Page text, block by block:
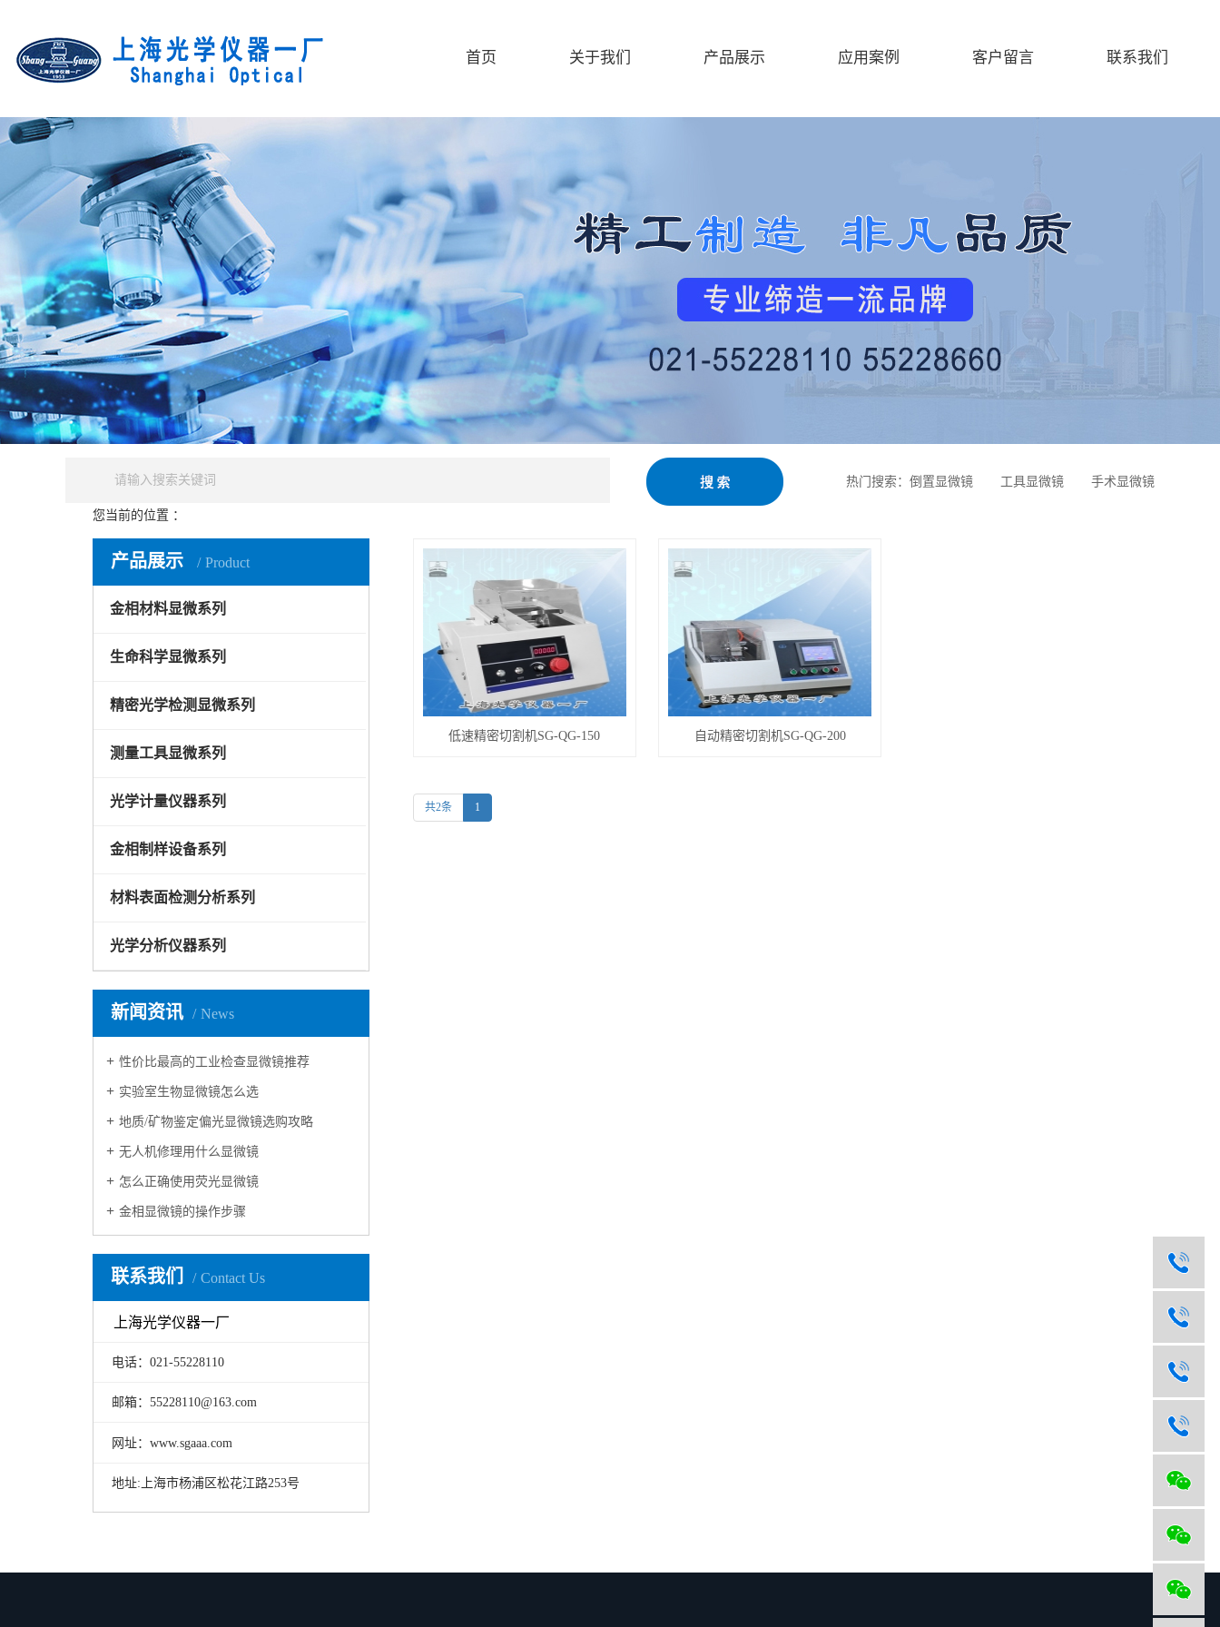
首页 关于我们 产品展示 应用案例 客户留言 联系我们
热门搜索： 倒置显微镜 工具显微镜 手术显微镜
您当前的位置 ：
产品展示 Product
金相材料显微系列
生命科学显微系列
精密光学检测显微系列
测量工具显微系列
光学计量仪器系列
金相制样设备系列
材料表面检测分析系列
光学分析仪器系列
新闻资讯 News
性价比最高的工业检查显微镜推荐
实验室生物显微镜怎么选
地质/矿物鉴定偏光显微镜选购攻略
无人机修理用什么显微镜
怎么正确使用荧光显微镜
金相显微镜的操作步骤
联系我们 Contact Us
上海光学仪器一厂
电话：021-55228110
邮箱：55228110@163.com
网址：www.sgaaa.com
地址:上海市杨浦区松花江路253号
低速精密切割机SG-QG-150 自动精密切割机SG-QG-200
共2条 1